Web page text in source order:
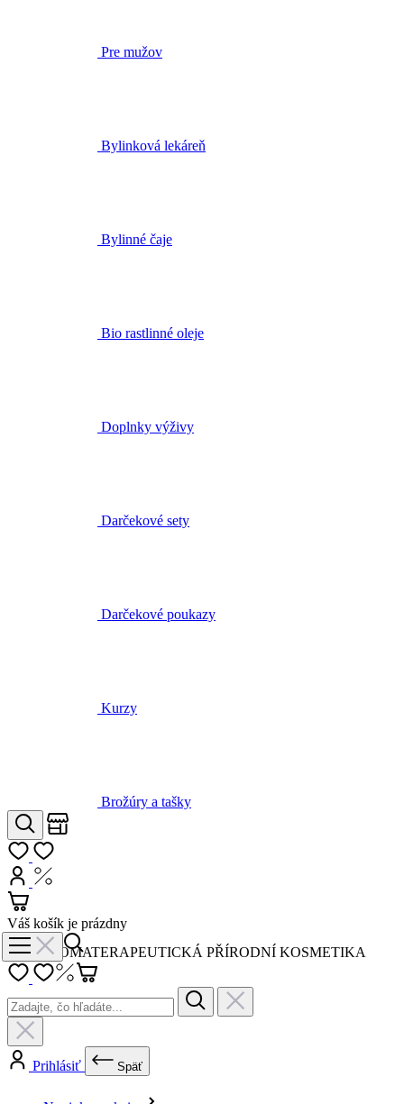
AROMATERAPEUTICKÁ PŘÍRODNÍ KOSMETIKA
Pre mužov
Bylinková lekáreň
Bylinné čaje
Bio rastlinné oleje
Doplnky výživy
Darčekové sety
Darčekové poukazy
Kurzy
Brožúry a tašky
Hľadať
Prihlásiť
Váš košík je prázdny
Prihlásiť Späť